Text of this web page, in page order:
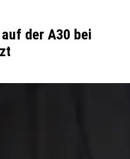
der A30 bei